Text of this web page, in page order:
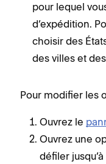
pour lequel
d’expédition.
choisir des
des villes et
Pour modifier les
Ouvrez le
Ouvrez une
défiler